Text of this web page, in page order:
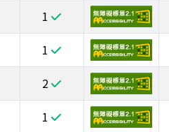
1
1
2
1